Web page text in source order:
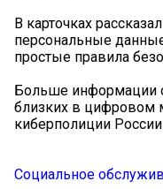
В карточках
персональные
простые правила
Больше информации
близких в цифровом
киберполиции
Социальное